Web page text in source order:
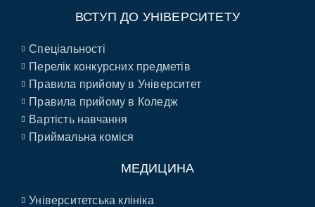
ВСТУП ДО УНІВЕРСИТЕТУ
Спеціальності
Перелік конкурсних предметів
Правила прийому в Університет
Правила прийому в Коледж
Вартість навчання
Приймальна коміся
МЕДИЦИНА
Університетська клініка